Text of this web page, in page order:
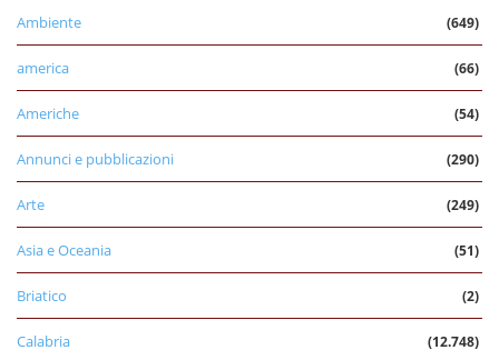
Ambiente (649)
america (66)
Americhe (54)
Annunci e pubblicazioni (290)
Arte (249)
Asia e Oceania (51)
Briatico (2)
Calabria (12.748)